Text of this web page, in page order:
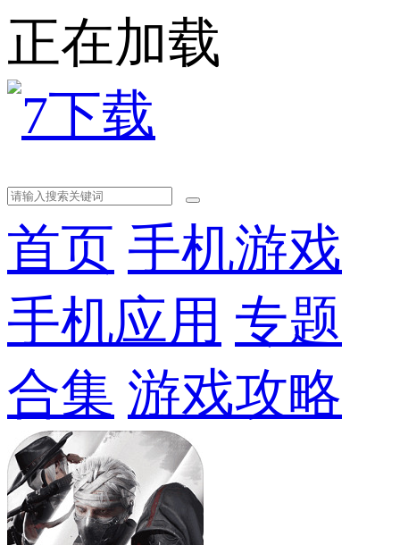
正在加载
首页 手机游戏
手机应用 专题
合集 游戏攻略